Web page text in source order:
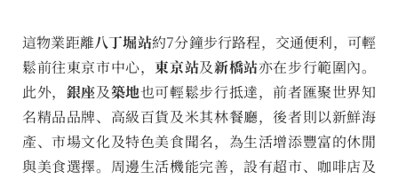
這物業距離八丁堀站約7分鐘步行路程，交通便利，可輕
鬆前往東京市中心， 東京站及新橋站亦在步行範圍內。
此外， 銀座及築地也可輕鬆步行抵達，前者匯聚世界知
名精品品牌、高級百貨及米其林餐廳，後者則以新鮮海
產、市場文化及特色美食聞名，為生活增添豐富的休閒
與美食選擇。周邊生活機能完善，設有超市、咖啡店及